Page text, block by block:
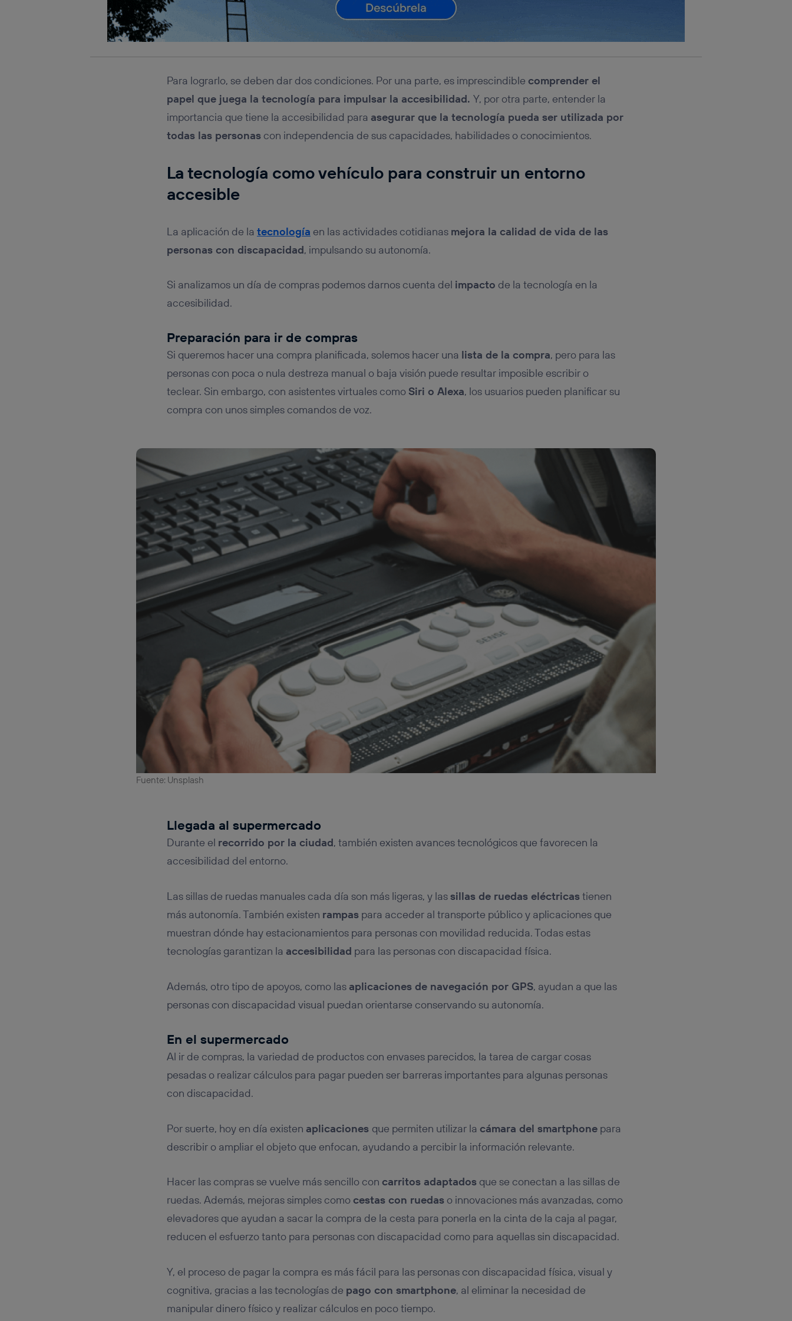
Para lograrlo, se deben dar dos condiciones. Por una parte, es imprescindible comprender el
papel que juega la tecnología para impulsar la accesibilidad. Y, por otra parte, entender la
importancia que tiene la accesibilidad para asegurar que la tecnología pueda ser utilizada por
todas las personascon independencia de sus capacidades, habilidades o conocimientos.
La tecnología como vehículo para construir un entorno
accesible
La aplicación de la tecnología en las actividades cotidianas mejora la calidad de vida de las
personas con discapacidad, impulsando su autonomía.
Si analizamos un día de compras podemos darnos cuenta del impacto de la tecnología en la
accesibilidad.
Preparación para ir de compras
Si queremos hacer una compra planificada, solemos hacer una lista de la compra, pero para las
personas con poca o nula destreza manual o baja visión puede resultar imposible escribir o
teclear. Sin embargo, con asistentes virtuales comoSiri o Alexa, los usuarios pueden planificar su
compra con unos simples comandos de voz.
Fuente: Unsplash
Llegada al supermercado
Durante el recorrido por la ciudad, también existen avances tecnológicos que favorecen la
accesibilidad del entorno.
Las sillas de ruedas manuales cada día son más ligeras, y lassillas de ruedas eléctricastienen
más autonomía. También existen rampaspara acceder al transporte público y aplicaciones que
muestran dónde hay estacionamientos para personas con movilidad reducida. Todas estas
tecnologías garantizan la accesibilidad para las personas con discapacidad física.
Además, otro tipo de apoyos, como las aplicaciones de navegación por GPS, ayudan a que las
personas con discapacidad visual puedan orientarse conservando su autonomía.
En el supermercado
Al ir de compras, la variedad de productos con envases parecidos, la tarea de cargar cosas
pesadas o realizar cálculos para pagar pueden ser barreras importantes para algunas personas
con discapacidad.
Por suerte, hoy en día existen aplicaciones que permiten utilizar la cámara del smartphonepara
describir o ampliar el objeto que enfocan, ayudando a percibir la información relevante.
Hacer las compras se vuelve más sencillo con carritos adaptadosque se conectan a las sillas de
ruedas. Además, mejoras simples comocestas con ruedaso innovaciones más avanzadas, como
elevadores que ayudan a sacar la compra de la cesta para ponerla en la cinta de la caja al pagar,
reducen el esfuerzo tanto para personas con discapacidad como para aquellas sin discapacidad.
Y, el proceso de pagar la compra es más fácil para las personas con discapacidad física, visual y
cognitiva, gracias a las tecnologías de pago con smartphone, al eliminar la necesidad de
manipular dinero físico y realizar cálculos en poco tiempo.